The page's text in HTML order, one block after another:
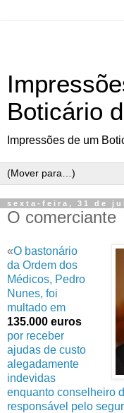
Boticário
Impressões de um
sexta-feira, 31 de
O comerciante
«O bastonário
da Ordem dos
Médicos, Pedro
Nunes, foi
multado em
135.000 euros
por receber
ajudas de custo
alegadamente
indevidas
enquanto conselheiro
responsável pelo